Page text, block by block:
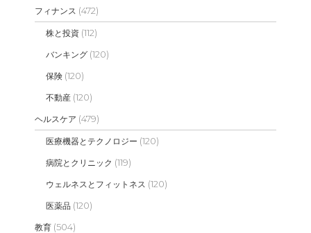
フィナンス (472)
株と投資 (112)
バンキング (120)
保険 (120)
不動産 (120)
ヘルスケア (479)
医療機器とテクノロジー (120)
病院とクリニック (119)
ウェルネスとフィットネス (120)
医薬品 (120)
教育 (504)